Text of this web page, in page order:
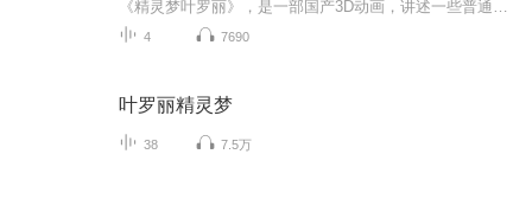
4 7690
叶罗丽精灵梦
38 7.5万